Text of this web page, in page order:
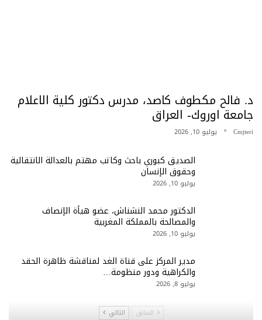
د. فالح مكطوف كاصد، مدرس دكتور كلية الاعلام
جامعة اوروك- العراق
Cmjteri يوليو 10, 2026
الصديق كبوري باحث وكاتب مهتم بالعدالة الانتقالية
وحقوق الإنسان
يوليو 10, 2026
الدكتور محمد النشناش، عضو هيأة الإنصاف
والمصالحة بالمملكة المغربية
يوليو 10, 2026
مدير المركز على قناة الغد لمناقشة ظاهرة الحقد
والكراهية ودور منظومة…
يوليو 8, 2026
السابق التالي